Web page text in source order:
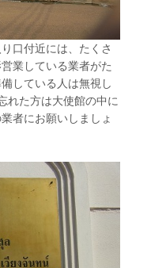
口付近には、たくさ
業している業者がた
している人は無視し
れた方は大使館の中に
者にお願いしましょ